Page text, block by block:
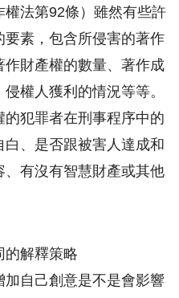
權法第92條）雖然有些許
要素，包含所侵害的著作
作財產權的數量、著作成
權人獲利的情況等等。
犯罪者在刑事程序中的
、是否跟被害人達成和
、有沒有智慧財產或其他
的解釋策略
加自己創意是不是會影響